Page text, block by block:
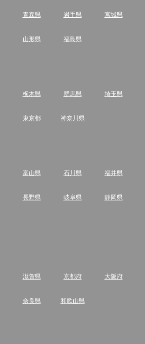
青森県 岩手県 宮城県
山形県 福島県
栃木県 群馬県 埼玉県
東京都 神奈川県
富山県 石川県 福井県
長野県 岐阜県 静岡県
滋賀県 京都府 大阪府
奈良県 和歌山県